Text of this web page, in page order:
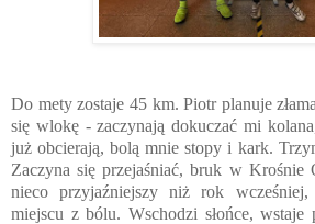
Do mety zostaje 45 km. Piotr planuje
się wlokę - zaczynają dokuczać mi
już obcierają, bolą mnie stopy i kark.
Zaczyna się przejaśniać, bruk w Krośnie
nieco przyjaźniejszy niż rok
miejscu z bólu. Wschodzi słońce, wstaje